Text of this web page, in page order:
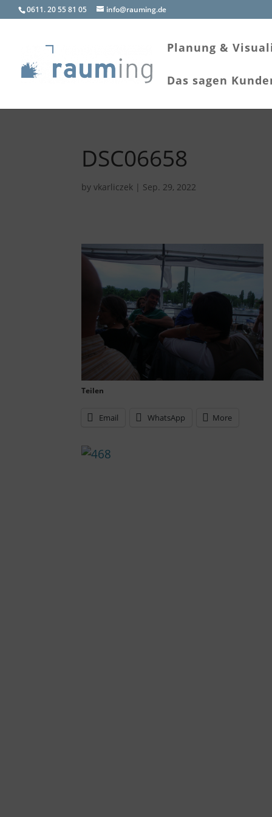
0611. 20 55 81 05 info@rauming.de
Planung &
Das sagen
DSC06658
byvkarliczek | Sep. 29, 2022
Teilen
Email WhatsApp More